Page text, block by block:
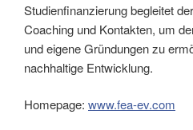
Studienfinanzierung begleitet
Coaching und Kontakten, um
und eigene Gründungen zu
nachhaltige Entwicklung.
Homepage: www.fea-ev.com